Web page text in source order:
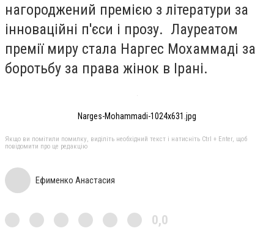
нагороджений премією з літератури за
інноваційні п'єси і прозу. Лауреатом
премії миру стала Наргес Мохаммаді за
боротьбу за права жінок в Ірані​.
Narges-Mohammadi-1024x631.jpg
Якщо ви помітили помилку, виділіть необхідний текст і натисніть Ctrl + Enter, щоб
повідомити про це редакцію
Ефименко Анастасия
0,0